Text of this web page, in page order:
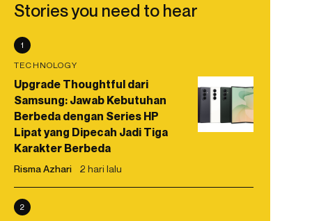
Stories you need to hear
1
TECHNOLOGY
Upgrade Thoughtful dari
Samsung: Jawab Kebutuhan
Berbeda dengan Series HP
Lipat yang Dipecah Jadi Tiga
Karakter Berbeda
Risma Azhari 2 hari lalu
2